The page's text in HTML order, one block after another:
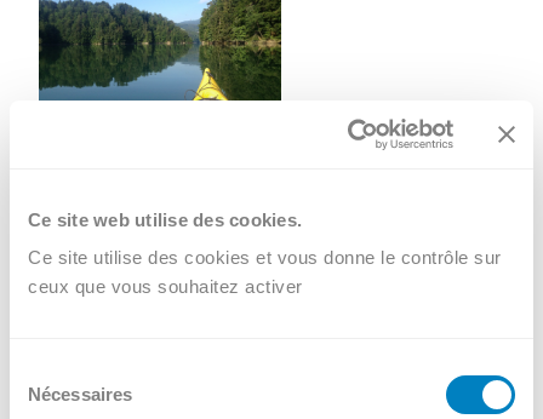
Ce site web utilise des cookies.
Ce site utilise des cookies et vous donne le contrôle sur
ceux que vous souhaitez activer
Nécessaires